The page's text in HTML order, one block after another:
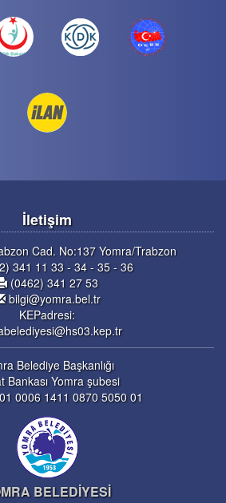
İletişim
Cad. No:137 Yomra/Trabzon
341 11 33 - 34 - 35 - 36
(0462) 341 27 53
bilgi@yomra.bel.tr
KEPadresi:
Belediye Başkanlığı
Bankası Yomra şubesi
0006 1411 0870 5050 01
BELEDİYESİ